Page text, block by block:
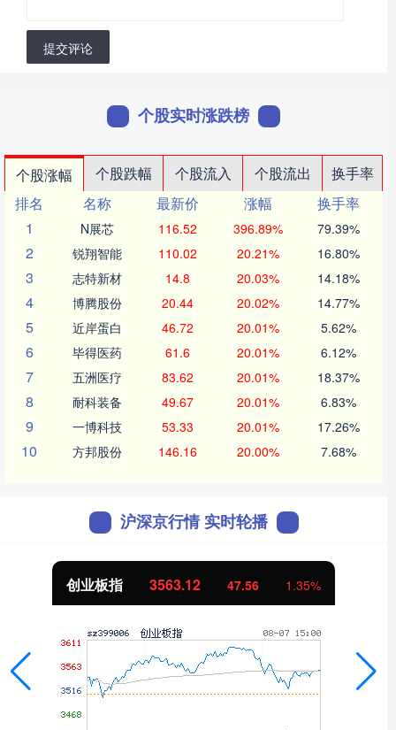
提交评论
个股实时涨跌榜
个股涨幅 个股跌幅 个股流入 个股流出
换手率
排名
名称 最新价 涨幅
换手率
1
N展芯 116.52 396.89% 79.39%
2 锐翔智能 110.02 20.21% 16.80%
3 志特新材 14.8 20.03% 14.18%
4 博腾股份 20.44 20.02% 14.77%
5 近岸蛋白 46.72 20.01% 5.62%
6 毕得医药 61.6 20.01% 6.12%
7 五洲医疗 83.62 20.01% 18.37%
8 耐科装备 49.67 20.01% 6.83%
9 一博科技 53.33 20.01% 17.26%
10 方邦股份 146.16 20.00% 7.68%
沪深京行情 实时轮播
基金指数 7242.10 12.30 0.17%